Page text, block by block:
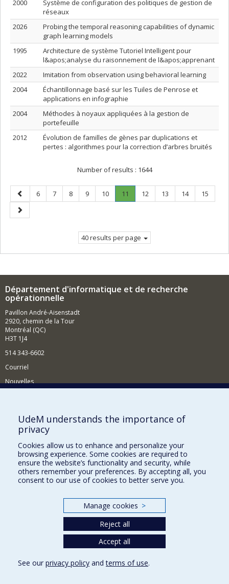
2000
Système de configuration des politiques de gestion de
réseaux
2026
Probing the temporal reasoning capabilities of dynamic
graph learning models
1995
Architecture de système Tutoriel Intelligent pour
l&apos;analyse du raisonnement de l&apos;apprenant
2022
Imitation from observation using behavioral learning
2004
Échantillonnage basé sur les Tuiles de Penrose et
applications en infographie
2004
Méthodes à noyaux appliquées à la gestion de
portefeuille
2012
Évolution de familles de gènes par duplications et
pertes : algorithmes pour la correction d’arbres bruités
Number of results : 1644
Previous
page
Page
6 Page
7 Page
8 Page
9 Page
10 Page
11
Current
Page
12 Page
13 Page
14 Page
15
Next
page
40 results per page
Département d'informatique et de recherche
opérationnelle
Pavillon André-Aisenstadt
2920, chemin de la Tour
Montréal (QC)
H3T 1J4
514 343-6602
Courriel
Nouvelles
Comment soutenir le Département?
BESOIN D'AIDE?
Plan du site
Signaler une erreur
Accessibilité
Nos départements et écoles
UdeM understands the importance of
privacy
Cookies allow us to enhance and personalize your
browsing experience. Some cookies are required to
ensure the website’s functionality and security, while
others remember your preferences. By accepting all, you
consent to our use of cookies to better serve you.
Manage cookies >
Reject all
Accept all
See our privacy policy andterms of use.